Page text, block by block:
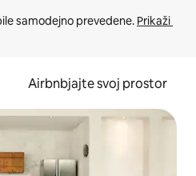
samodejno prevedene. Prikaži
Airbnbjajte svoj prostor